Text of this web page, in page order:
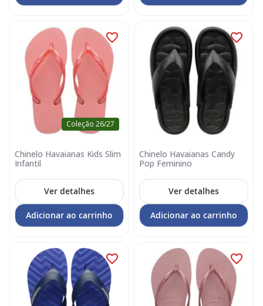
Coleção 26/27
Chinelo Havaianas Kids Slim
Infantil
Ver detalhes
Adicionar ao carrinho
Chinelo Havaianas Candy
Pop Feminino
Ver detalhes
Adicionar ao carrinho